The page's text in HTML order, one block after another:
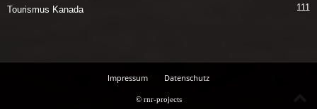
Tourismus Kanada 111
Impressum Datenschutz
© rnr-projects